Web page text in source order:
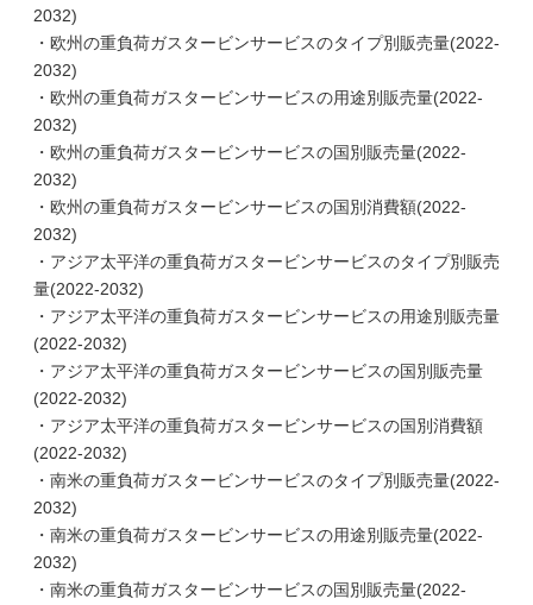
2032)
・欧州の重負荷ガスタービンサービスのタイプ別販売量(2022-
2032)
・欧州の重負荷ガスタービンサービスの用途別販売量(2022-
2032)
・欧州の重負荷ガスタービンサービスの国別販売量(2022-
2032)
・欧州の重負荷ガスタービンサービスの国別消費額(2022-
2032)
・アジア太平洋の重負荷ガスタービンサービスのタイプ別販売
量(2022-2032)
・アジア太平洋の重負荷ガスタービンサービスの用途別販売量
(2022-2032)
・アジア太平洋の重負荷ガスタービンサービスの国別販売量
(2022-2032)
・アジア太平洋の重負荷ガスタービンサービスの国別消費額
(2022-2032)
・南米の重負荷ガスタービンサービスのタイプ別販売量(2022-
2032)
・南米の重負荷ガスタービンサービスの用途別販売量(2022-
2032)
・南米の重負荷ガスタービンサービスの国別販売量(2022-